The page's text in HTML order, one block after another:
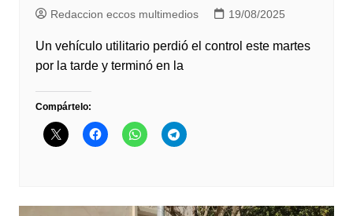
Redaccion eccos multimedios 19/08/2025
Un vehículo utilitario perdió el control este martes
por la tarde y terminó en la
Compártelo: